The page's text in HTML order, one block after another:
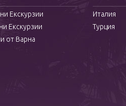
Екскурзии
Екскурзии
от Варна
Италия
Турция